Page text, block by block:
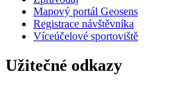
Mapový portál Geosens
Registrace návštěvníka
Víceúčelové sportoviště
Užitečné odkazy